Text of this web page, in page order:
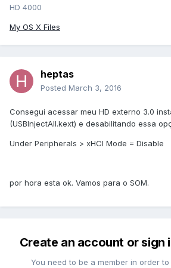
HD 4000
My OS X Files
heptas
Posted March 3, 2016
Consegui acessar meu HD externo 3.0
(USBInjectAll.kext) e desabilitando essa
Under Peripherals > xHCI Mode = Disable
por hora esta ok. Vamos para o SOM.
Create an account or sign
You need to be a member in order